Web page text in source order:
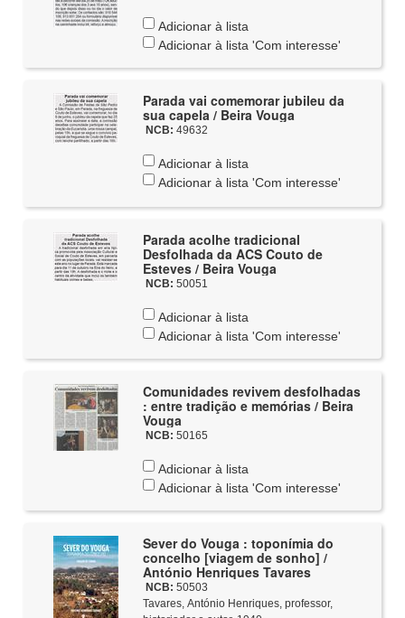
Adicionar à lista
Adicionar à lista 'Com interesse'
Parada vai comemorar jubileu da
sua capela / Beira Vouga
NCB: 49632
Adicionar à lista
Adicionar à lista 'Com interesse'
Parada acolhe tradicional
Desfolhada da ACS Couto de
Esteves / Beira Vouga
NCB: 50051
Adicionar à lista
Adicionar à lista 'Com interesse'
Comunidades revivem desfolhadas
: entre tradição e memórias / Beira
Vouga
NCB: 50165
Adicionar à lista
Adicionar à lista 'Com interesse'
Sever do Vouga : toponímia do
concelho [viagem de sonho] /
António Henriques Tavares
NCB: 50503
Tavares, António Henriques, professor,